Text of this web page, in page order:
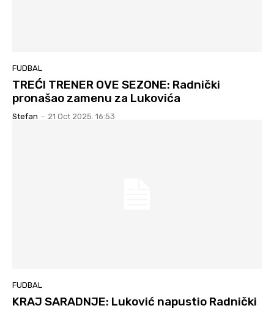
FUDBAL
TREĆI TRENER OVE SEZONE: Radnički
pronašao zamenu za Lukovića
Stefan - 21 Oct 2025. 16:53
FUDBAL
KRAJ SARADNJE: Luković napustio Radnički